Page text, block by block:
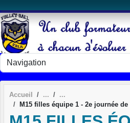
Accueil
M15 filles équipe 1 - 2e journée